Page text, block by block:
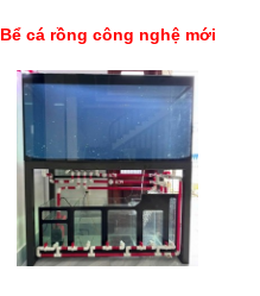
Bể cá rồng công nghệ mới